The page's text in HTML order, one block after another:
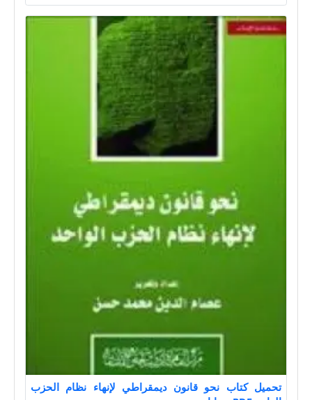
تحميل كتاب نحو قانون ديمقراطي لإنهاء نظام الحزب